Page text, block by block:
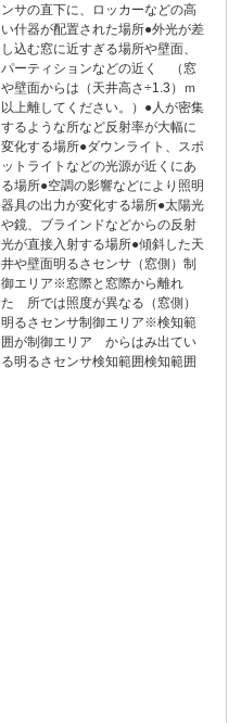
ンサの直下に、ロッカーなどの高
い什器が配置された場所●外光が差
し込む窓に近すぎる場所や壁面、
パーティションなどの近く （窓
や壁面からは（天井高さ÷1.3）ｍ
以上離してください。）●人が密集
するような所など反射率が大幅に
変化する場所●ダウンライト、スポ
ットライトなどの光源が近くにあ
る場所●空調の影響などにより照明
器具の出力が変化する場所●太陽光
や鏡、ブラインドなどからの反射
光が直接入射する場所●傾斜した天
井や壁面明るさセンサ（窓側）制
御エリア※窓際と窓際から離れ
た 所では照度が異なる（窓側）
明るさセンサ制御エリア※検知範
囲が制御エリア からはみ出てい
る明るさセンサ検知範囲検知範囲